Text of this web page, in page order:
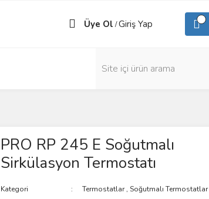
Üye Ol /Giriş Yap
PRO RP 245 E Soğutmalı
Sirkülasyon Termostatı
Kategori Termostatlar,Soğutmalı Termostatlar